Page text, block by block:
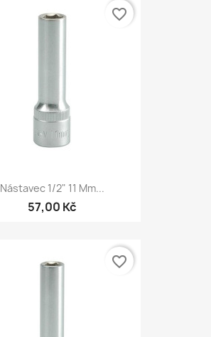
Nástavec 1/2" 11 Mm...
57,00 Kč
favorite_border
favorite_border